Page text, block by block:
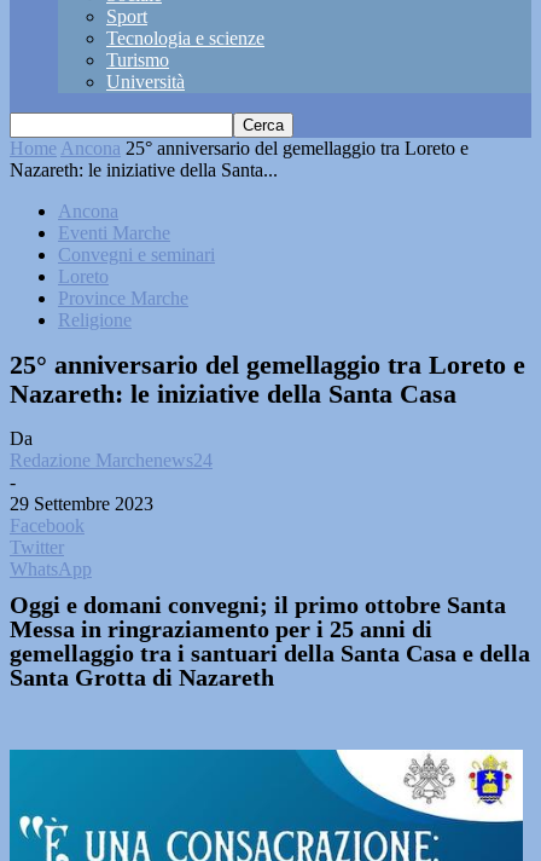
Sport
Tecnologia e scienze
Turismo
Università
Home Ancona 25° anniversario del gemellaggio tra Loreto e
Nazareth: le iniziative della Santa...
Ancona
Eventi Marche
Convegni e seminari
Loreto
Province Marche
Religione
25° anniversario del gemellaggio tra Loreto e
Nazareth: le iniziative della Santa Casa
Da
Redazione Marchenews24
-
29 Settembre 2023
Facebook
Twitter
WhatsApp
Oggi e domani convegni; il primo ottobre Santa
Messa in ringraziamento per i 25 anni di
gemellaggio tra i santuari della Santa Casa e della
Santa Grotta di Nazareth